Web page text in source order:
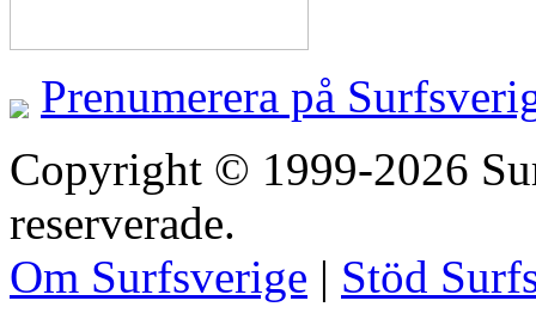
Prenumerera på
Copyright © 1999-2026
reserverade.
Om Surfsverige | Stöd